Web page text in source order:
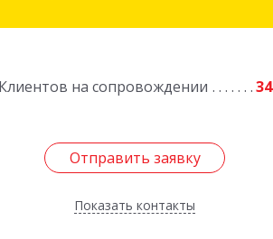
Клиентов на сопровождении 34
Отправить заявку
Показать контакты
Подробнее
Отправить заявку
Назад